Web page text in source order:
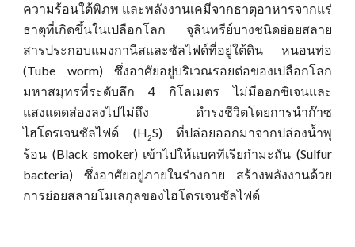
ความร้อนใต้พิภพ และพลังงานเคมีจากธาตุอาหารจากแร่
ธาตุที่เกิดขึ้นในเปลือกโลก จุลินทรีย์บางชนิดย่อยสลาย
สารประกอบแมงกานีสและซัลไฟด์ที่อยู่ใต้ดิน หนอนท่อ
(Tube worm) ซึ่งอาศัยอยู่บริเวณรอยต่อของเปลือกโลก
มหาสมุทรที่ระดับลึก 4 กิโลเมตร ไม่มีออกซิเจนและ
แสงแดดส่องลงไปไม่ถึง ดำรงชีวิตโดยการนำก๊าซ
ไฮโดรเจนซัลไฟด์ (H2S) ที่ปล่อยออกมาจากปล่องน้ำพุ
ร้อน (Black smoker) เข้าไปให้แบคทีเรียกำมะถัน (Sulfur
bacteria) ซึ่งอาศัยอยู่ภายในร่างกาย สร้างพลังงานด้วย
การย่อยสลายโมเลกุลของไฮโดรเจนซัลไฟด์